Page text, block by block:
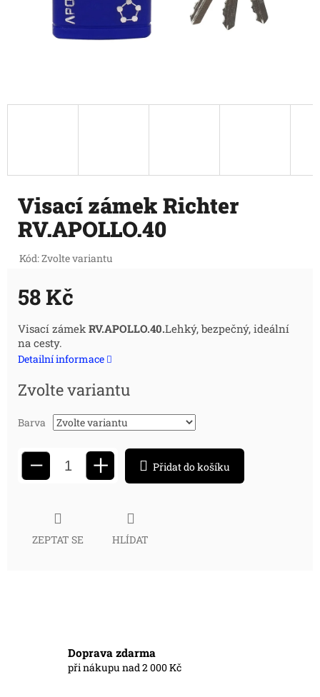
Visací zámek Richter
RV.APOLLO.40
Kód:Zvolte variantu
58 Kč
Měrná
cena:
Visací zámek RV.APOLLO.40.Lehký, bezpečný, ideální
na cesty.
Detailní informace
Zvolte variantu
Barva
− + Přidat do košíku
ZEPTAT SE HLÍDAT
Doprava zdarma
při nákupu nad 2 000 Kč